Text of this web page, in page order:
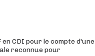
CDI pour le compte d'une
reconnue pour